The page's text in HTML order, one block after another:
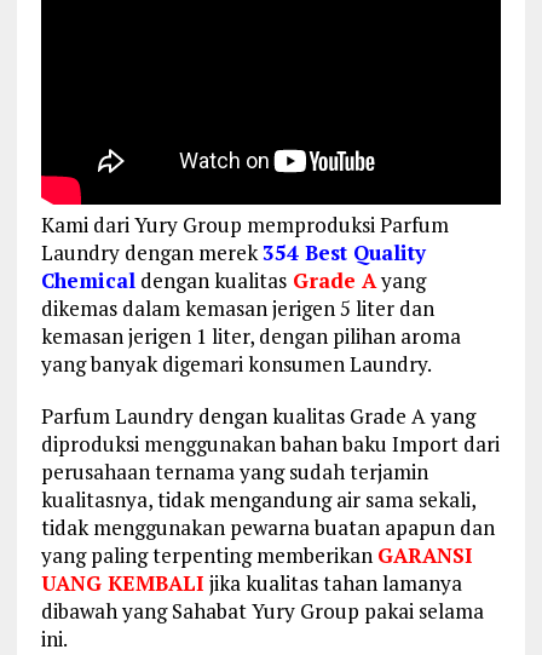
Kami dari Yury Group memproduksi Parfum
Laundry dengan merek354 Best Quality
Chemicaldengan kualitasGrade Ayang
dikemas dalam kemasan jerigen 5 liter dan
kemasan jerigen 1 liter, dengan pilihan aroma
yang banyak digemari konsumen Laundry.
Parfum Laundry dengan kualitas Grade A yang
diproduksi menggunakan bahan baku Import dari
perusahaan ternama yang sudah terjamin
kualitasnya, tidak mengandung air sama sekali,
tidak menggunakan pewarna buatan apapun dan
yang paling terpenting memberikan GARANSI
UANG KEMBALI jika kualitas tahan lamanya
dibawah yang Sahabat Yury Group pakai selama
ini.